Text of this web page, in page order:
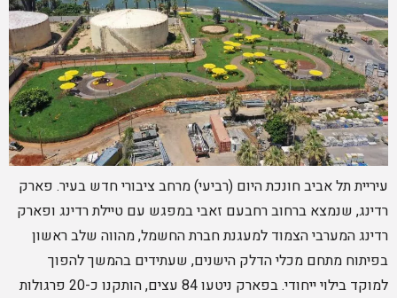
עיריית תל אביב חונכת היום (רביעי) מרחב ציבורי חדש בעיר. פארק
רדינג, שנמצא ברחוב רחבעם זאבי במפגש עם טיילת רדינג ופארק
רדינג המערבי הצמוד למעגנת חברת החשמל, מהווה שלב ראשון
בפיתוח מתחם מכלי הדלק הישנים, שעתידים בהמשך להפוך
למוקד בילוי ייחודי. בפארק ניטעו 84 עצים, הותקנו כ-20 פרגולות